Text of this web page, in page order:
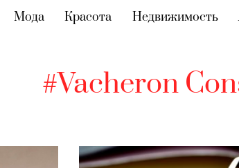
(current)
Мода(current)
Красота (current)
Недвижимость
#Vacheron